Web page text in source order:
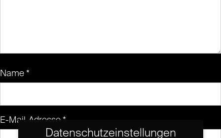
Name *
E-Mail-Adresse *
Datenschutzeinstellungen